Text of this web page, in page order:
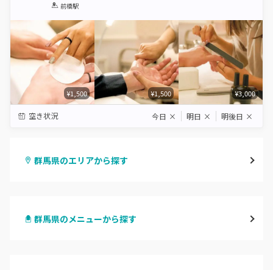
1 2 3 4
前橋駅
¥1,500 ¥1,500 ¥3,000
空き状況 今日 × 明日 × 明後日 ×
群馬県のエリアから探す
群馬県のメニューから探す